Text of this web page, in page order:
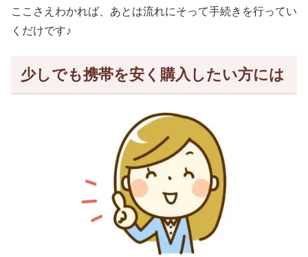
ここさえわかれば、あとは流れにそって手続きを行ってい
くだけです♪
少しでも携帯を安く購入したい方には